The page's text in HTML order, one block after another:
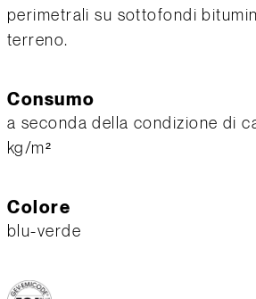
perimetrali su sottofondi
terreno.
Consumo
a seconda della condizione di
kg/m²
Colore
blu-verde